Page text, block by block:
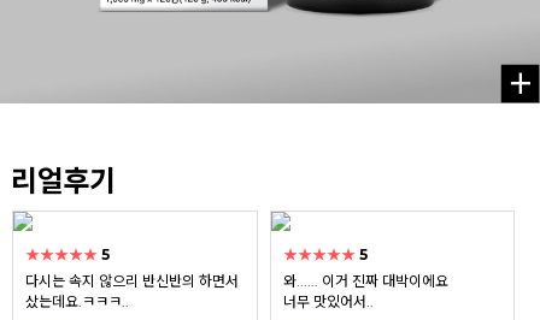
리얼후기
★★★★★ 5
다시는 속지 않으리 반신반의 하면서
샀는데요.ㅋㅋㅋ..
★★★★★ 5
와...... 이거 진짜 대박이에요
너무 맛있어서..